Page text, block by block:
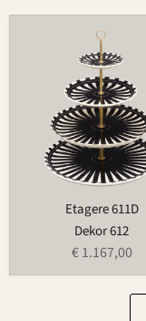
Etagere 611D
Dekor 612
€ 1.167,00